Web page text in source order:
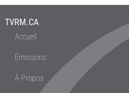
TVRM.CA
Accueil
Émissions
À Propos